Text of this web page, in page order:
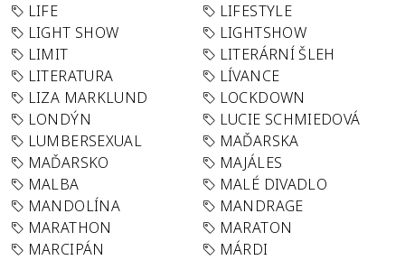
LIFE
LIFESTYLE
LIGHT SHOW
LIGHTSHOW
LIMIT
LITERÁRNÍ ŠLEH
LITERATURA
LÍVANCE
LIZA MARKLUND
LOCKDOWN
LONDÝN
LUCIE SCHMIEDOVÁ
LUMBERSEXUAL
MAĎARSKA
MAĎARSKO
MAJÁLES
MALBA
MALÉ DIVADLO
MANDOLÍNA
MANDRAGE
MARATHON
MARATON
MARCIPÁN
MÁRDI